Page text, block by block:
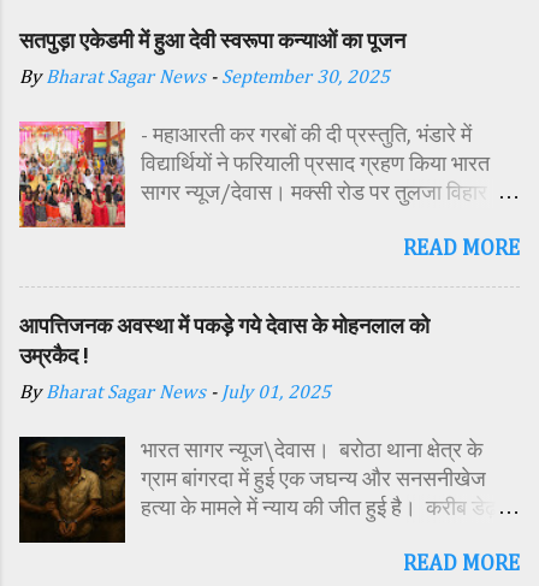
सतपुड़ा एकेडमी में हुआ देवी स्वरूपा कन्याओं का पूजन
ByBharat Sagar News - September 30, 2025
- महाआरती कर गरबों की दी प्रस्तुति, भंडारे में
विद्यार्थियों ने फरियाली प्रसाद ग्रहण किया भारत
सागर न्यूज/देवास। मक्सी रोड पर तुलजा विहार
पावन अवसर पर कन्या पूजन एवं गरबा महोत्सव का
परिसर में तोरण, रंगोली से आकर्षक साज-सज्जा की
गई। सर्वप्रथम मुख्य अतिथि महिला बाल विकास
विशिष्ट अतिथि शासकीय पॉलिटेक्निक कॉलेज
अध्यक्ष एवं भाजपा जिला अध्यक्ष रायसिंह सेंधव,
स्वास्थ विभाग जिला कार्यक्रम प्रबंधक कामाक्षी दुबे,
स्वास्थ विभाग सहायक कार्यक्रम प्रबंधक स्वीटी
ठाकुर ने मातारानी की मूर्ति एवं अखंड ज्योत का विधि-
READ MORE
आपत्तिजनक अवस्था में पकड़े गये देवास के मोहनलाल को
उम्रकैद !
ByBharat Sagar News - July 01, 2025
भारत सागर न्यूज\देवास। बरोठा थाना क्षेत्र के
ग्राम बांगरदा में हुई एक जघन्य और सनसनीखेज
हत्या के मामले में न्याय की जीत हुई है। करीब डेढ़
हरिओम की हत्या के मामले में अदालत ने उसके पिता
READ MORE